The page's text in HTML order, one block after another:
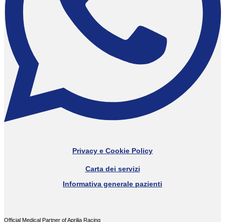
Privacy e Cookie Policy
Carta dei servizi
Informativa generale pazienti
Official Medical Partner of Aprilia Racing